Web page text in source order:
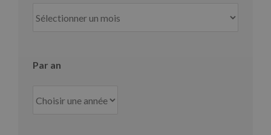
mois
Par an